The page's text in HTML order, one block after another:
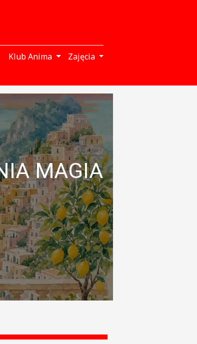
Klub Anima Zajęcia
MAGIA